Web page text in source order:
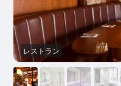
レストラン